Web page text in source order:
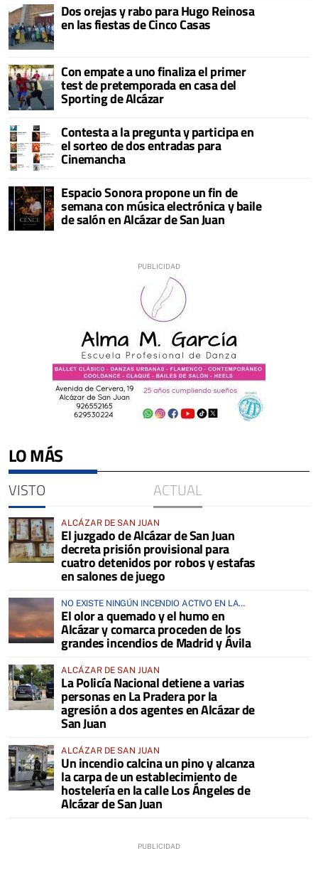
Dos orejas y rabo para Hugo Reinosa
en las fiestas de Cinco Casas
Con empate a uno finaliza el primer
test de pretemporada en casa del
Sporting de Alcázar
Contesta a la pregunta y participa en
el sorteo de dos entradas para
Cinemancha
Espacio Sonora propone un fin de
semana con música electrónica y baile
de salón en Alcázar de San Juan
LO MÁS
VISTO ACTUAL
ALCÁZAR DE SAN JUAN
El juzgado de Alcázar de San Juan
decreta prisión provisional para
cuatro detenidos por robos y estafas
en salones de juego
NO EXISTE NINGÚN INCENDIO ACTIVO EN LA
COMARCA
El olor a quemado y el humo en
Alcázar y comarca proceden de los
grandes incendios de Madrid y Ávila
ALCÁZAR DE SAN JUAN
La Policía Nacional detiene a varias
personas en La Pradera por la
agresión a dos agentes en Alcázar de
San Juan
ALCÁZAR DE SAN JUAN
Un incendio calcina un pino y alcanza
la carpa de un establecimiento de
hostelería en la calle Los Ángeles de
Alcázar de San Juan